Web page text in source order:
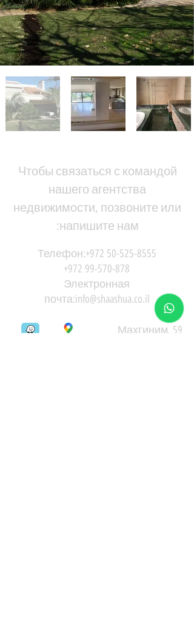
Чтобы связаться с командой
нашего агентства
недвижимости, позвоните или
напишите нам:
Телефон:+972 50-525-8555
+972 99-570-878
Электронная
почта:info@shaashua.co.il
59 Махгиним,